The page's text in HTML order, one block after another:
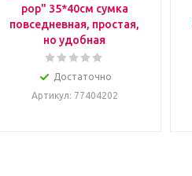
pop" 35*40см сумка
повседневная, простая,
но удобная
Достаточно
Артикул: 77404202